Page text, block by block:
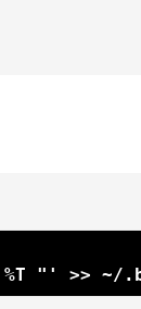
%T "' >> ~/